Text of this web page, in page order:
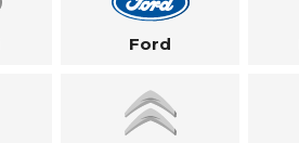
Ford